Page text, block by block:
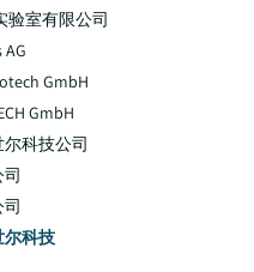
验室有限公司
GmbH
GmbH
科技公司
尔科技